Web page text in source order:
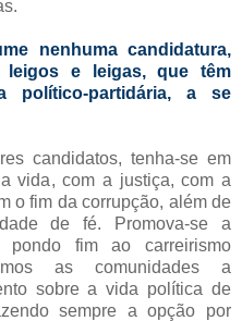
nenhuma candidatura,
leigos e leigas, que têm
político-partidária, a se
candidatos, tenha-se em
vida, com a justiça, com a
o fim da corrupção, além de
de fé. Promova-se a
pondo fim ao carreirismo
as comunidades a
sobre a vida política de
sempre a opção por